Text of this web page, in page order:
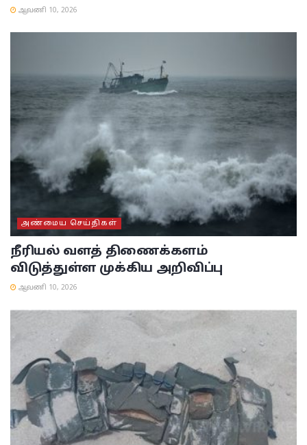
ஆவணி 10, 2026
அண்மைய செய்திகள்
நீரியல் வளத் திணைக்களம்
விடுத்துள்ள முக்கிய அறிவிப்பு
ஆவணி 10, 2026